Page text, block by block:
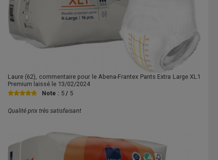
Laure (62), commentaire pour le Abena-Frantex Pants Extra Large XL1
Premium laissé le 13/02/2024
Note : 5 / 5
Qualité prix très satisfaisant